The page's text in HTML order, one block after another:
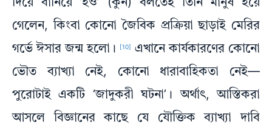
দিয়ে বানিয়ে ‘হও’ (কুন) বলতেই তিনি মানুষ হয়ে
গেলেন, কিংবা কোনো জৈবিক প্রক্রিয়া ছাড়াই মেরির
গর্ভে ঈসার জন্ম হলো।
[10]
এখানে কার্যকারণের কোনো
ভৌত ব্যাখ্যা নেই, কোনো ধারাবাহিকতা নেই—
পুরোটাই একটি ‘জাদুকরী ঘটনা’। অর্থাৎ, আস্তিকরা
আসলে বিজ্ঞানের কাছে যে যৌক্তিক ব্যাখ্যা দাবি